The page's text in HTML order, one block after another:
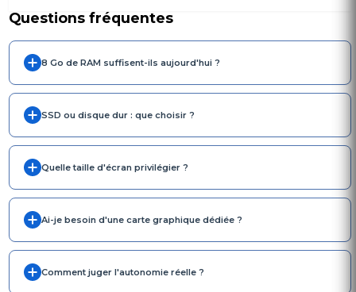
Questions fréquentes
8 Go de RAM suffisent-ils aujourd'hui ?
SSD ou disque dur : que choisir ?
Quelle taille d'écran privilégier ?
Ai-je besoin d'une carte graphique dédiée ?
Comment juger l'autonomie réelle ?